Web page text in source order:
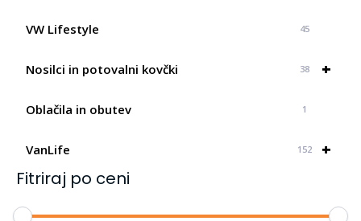
VW Lifestyle 45
+
Nosilci in potovalni kovčki 38
Oblačila in obutev 1
+
VanLife 152
Fitriraj po ceni